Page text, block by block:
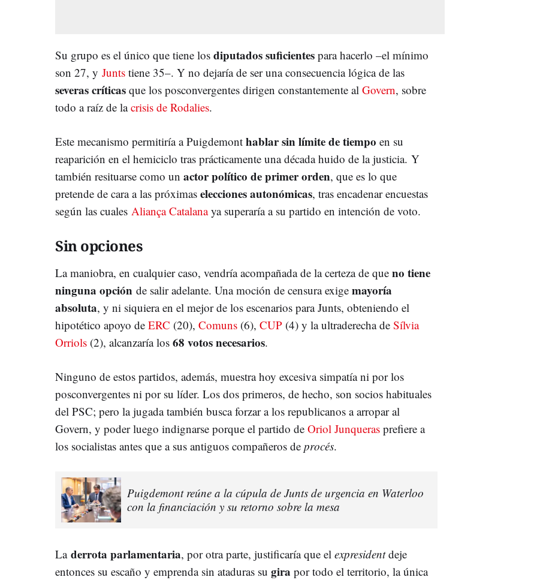
Su grupo es el único que tiene los diputados suficientes para hacerlo –el mínimo
son 27, y Junts tiene 35–. Y no dejaría de ser una consecuencia lógica de las
severas críticas que los posconvergentes dirigen constantemente al Govern, sobre
todo a raíz de lacrisis de Rodalies.
Este mecanismo permitiría a Puigdemont hablar sin límite de tiempo en su
reaparición en el hemiciclo tras prácticamente una década huido de la justicia. Y
también resituarse como un actor político de primer orden, que es lo que
pretende de cara a las próximas elecciones autonómicas, tras encadenar encuestas
según las cuales Aliança Catalanaya superaría a su partido en intención de voto.
Sin opciones
La maniobra, en cualquier caso, vendría acompañada de la certeza de que no tiene
ninguna opción de salir adelante. Una moción de censura exige mayoría
absoluta, y ni siquiera en el mejor de los escenarios para Junts, obteniendo el
hipotético apoyo de ERC (20), Comuns (6), CUP (4) y la ultraderecha de Sílvia
Orriols (2), alcanzaría los 68 votos necesarios.
Ninguno de estos partidos, además, muestra hoy excesiva simpatía ni por los
posconvergentes ni por su líder. Los dos primeros, de hecho, son socios habituales
del PSC; pero la jugada también busca forzar a los republicanos a arropar al
Govern, y poder luego indignarse porque el partido de Oriol Junqueras prefiere a
los socialistas antes que a sus antiguos compañeros de procés.
Puigdemont reúne a la cúpula de Junts de urgencia en Waterloo
con la financiación y su retorno sobre la mesa
La derrota parlamentaria, por otra parte, justificaría que el expresidentdeje
entonces su escaño y emprenda sin ataduras su gira por todo el territorio, la única